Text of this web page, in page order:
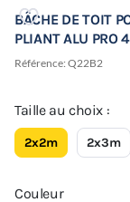
BÂCHE DE TOIT
PLIANT ALU PRO
Référence: Q22B2
Taille au choix :
2x2m 2x3m
Couleur